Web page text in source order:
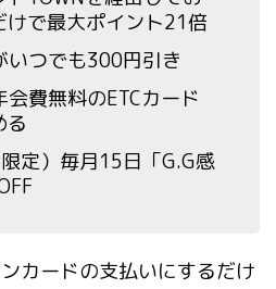
けで最大ポイント21倍
いつでも300円引き
費無料のETCカード
る
定）毎月15日「G.G感
カードの支払いにするだけ